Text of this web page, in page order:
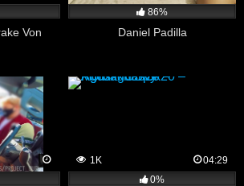
Von
86%
Daniel Padilla
1K
04:29
0%